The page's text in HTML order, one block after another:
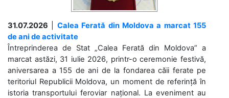
31.07.2026
Calea Ferată din Moldova a marcat 155
de ani de activitate
Întreprinderea de Stat „Calea Ferată din Moldova” a
marcat astăzi, 31 iulie 2026, printr-o ceremonie festivă,
aniversarea a 155 de ani de la fondarea căii ferate pe
teritoriul Republicii Moldova, un moment de referință în
istoria transportului feroviar național. La eveniment au